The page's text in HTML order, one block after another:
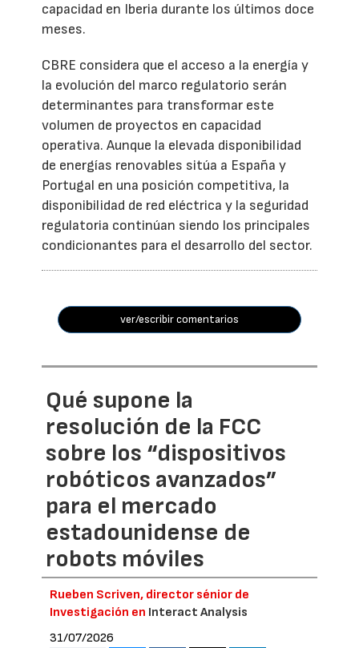
capacidad en Iberia durante los últimos doce
meses.
CBRE considera que el acceso a la energía y
la evolución del marco regulatorio serán
determinantes para transformar este
volumen de proyectos en capacidad
operativa. Aunque la elevada disponibilidad
de energías renovables sitúa a España y
Portugal en una posición competitiva, la
disponibilidad de red eléctrica y la seguridad
regulatoria continúan siendo los principales
condicionantes para el desarrollo del sector.
ver/escribir comentarios
Qué supone la
resolución de la FCC
sobre los “dispositivos
robóticos avanzados”
para el mercado
estadounidense de
robots móviles
Rueben Scriven, director sénior de
Investigación en Interact Analysis
31/07/2026